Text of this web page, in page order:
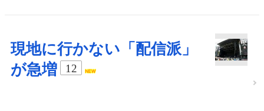
現地に行かない「配信派」
が急増
12